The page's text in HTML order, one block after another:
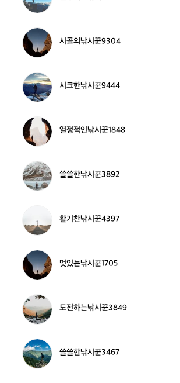
적
낚
시
꾼
4
7
4
시
골
의
시
꾼
9
0
4
시골의낚시꾼9304
시
크
한
시
꾼
9
4
4
시크한낚시꾼9444
열
정
적
낚
시
꾼
4
8
열정적인낚시꾼1848
쓸
쓸
한
꾼
3
9
2
쓸쓸한낚시꾼3892
기
찬
시
꾼
4
9
7
활기찬낚시꾼4397
멋
있
는
시
꾼
1
0
5
멋있는낚시꾼1705
도
전
하
낚
시
꾼
도전하는낚시꾼3849
쓸
쓸
한
쓸쓸한낚시꾼3467